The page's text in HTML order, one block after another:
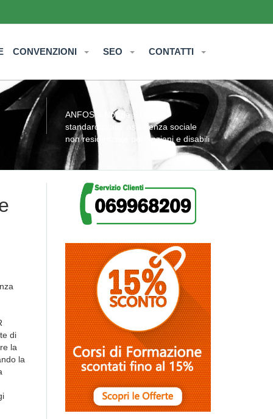
CONVENZIONI SEO CONTATTI
ANFOS» Notizie» DVR
standardizzato: assistenza sociale
non residenziale per anziani e disabili
di
la
la